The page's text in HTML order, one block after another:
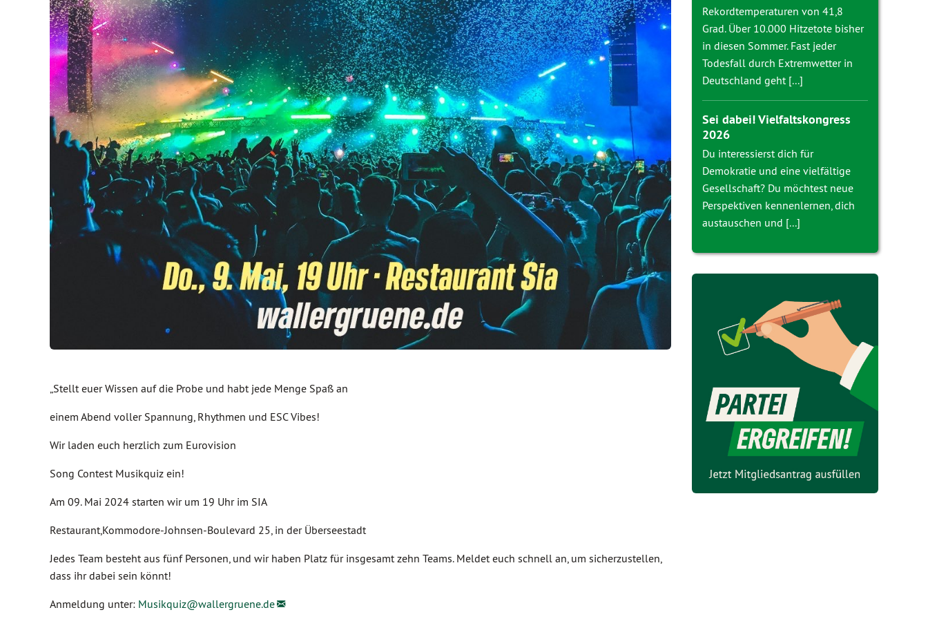
„Stellt euer Wissen auf die Probe und habt jede Menge Spaß an
einem Abend voller Spannung, Rhythmen und ESC Vibes!
Wir laden euch herzlich zum Eurovision
Song Contest Musikquiz ein!
Am 09. Mai 2024 starten wir um 19 Uhr im SIA
Restaurant,Kommodore-Johnsen-Boulevard 25, in der Überseestadt
Jedes Team besteht aus fünf Personen, und wir haben Platz für insgesamt zehn Teams. Meldet euch schnell an, um sicherzustellen,
dass ihr dabei sein könnt!
Anmeldung unter: Musikquiz@wallergruene.de
Rekordtemperaturen von 41,8
Grad. Über 10.000 Hitzetote bisher
in diesen Sommer. Fast jeder
Todesfall durch Extremwetter in
Deutschland geht [...]
Sei dabei! Vielfaltskongress
2026
Du interessierst dich für
Demokratie und eine vielfältige
Gesellschaft? Du möchtest neue
Perspektiven kennenlernen, dich
austauschen und [...]